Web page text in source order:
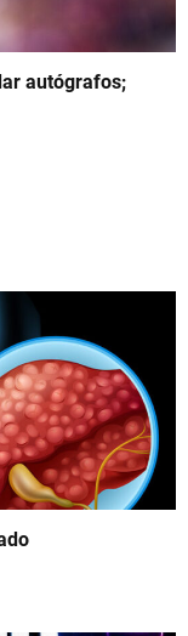
autógrafos;